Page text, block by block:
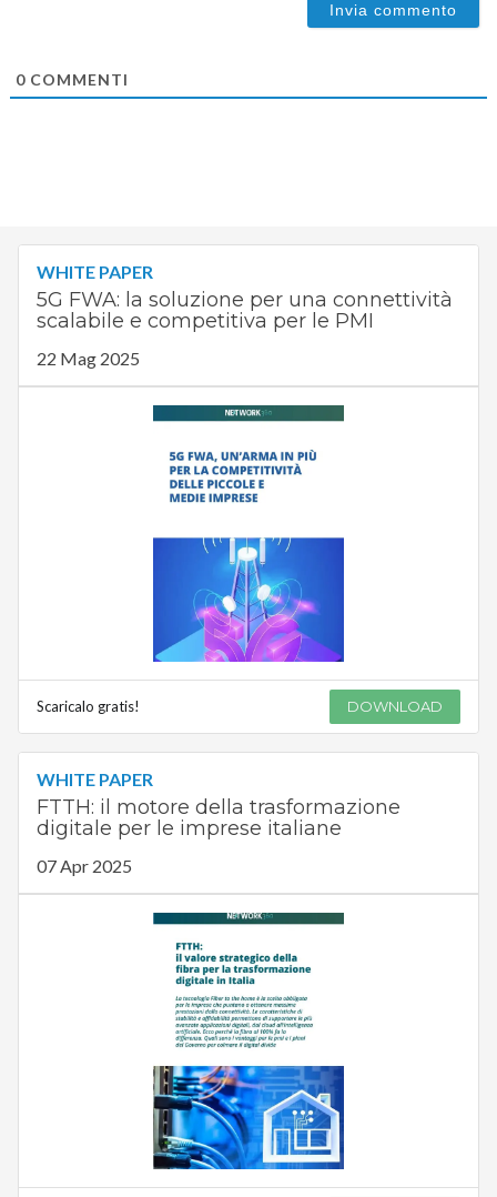
0COMMENTI
WHITE PAPER
5G FWA: la soluzione per una connettività
scalabile e competitiva per le PMI
22 Mag 2025
Scaricalo gratis! DOWNLOAD
WHITE PAPER
FTTH: il motore della trasformazione
digitale per le imprese italiane
07 Apr 2025